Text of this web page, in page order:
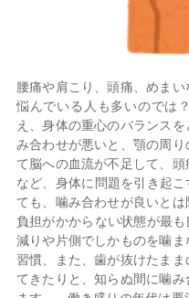
腰痛や肩こり、頭痛、めま
悩んでいる人も多いのでは
え、身体の重心のバランス
み合わせが悪いと、顎の周
て脳への血流が不足して、
など、身体に問題を引き起
ても、噛み合わせが良いと
負担がかからない状態が最
減りや片側でしかものを噛
習慣、また、歯が抜けたま
てきたりと、知らぬ間に噛